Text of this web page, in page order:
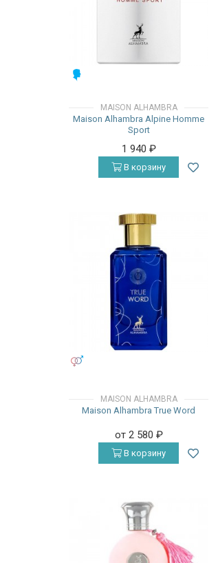
MAISON ALHAMBRA
Maison Alhambra Alpine Homme
Sport
1 940 ₽
В корзину
MAISON ALHAMBRA
Maison Alhambra True Word
от 2 580 ₽
В корзину